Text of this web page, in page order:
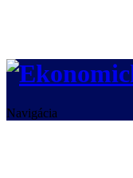
Navigácia